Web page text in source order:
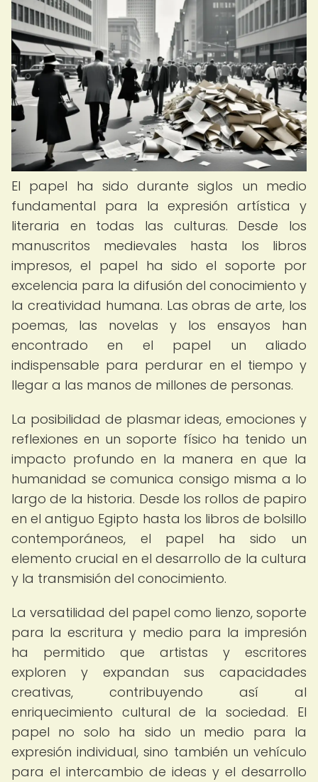
El papel ha sido durante siglos un medio
fundamental para la expresión artística y
literaria en todas las culturas. Desde los
manuscritos medievales hasta los libros
impresos, el papel ha sido el soporte por
excelencia para la difusión del conocimiento y
la creatividad humana. Las obras de arte, los
poemas, las novelas y los ensayos han
encontrado en el papel un aliado
indispensable para perdurar en el tiempo y
llegar a las manos de millones de personas.
La posibilidad de plasmar ideas, emociones y
reflexiones en un soporte físico ha tenido un
impacto profundo en la manera en que la
humanidad se comunica consigo misma a lo
largo de la historia. Desde los rollos de papiro
en el antiguo Egipto hasta los libros de bolsillo
contemporáneos, el papel ha sido un
elemento crucial en el desarrollo de la cultura
y la transmisión del conocimiento.
La versatilidad del papel como lienzo, soporte
para la escritura y medio para la impresión
ha permitido que artistas y escritores
exploren y expandan sus capacidades
creativas, contribuyendo así al
enriquecimiento cultural de la sociedad. El
papel no solo ha sido un medio para la
expresión individual, sino también un vehículo
para el intercambio de ideas y el desarrollo